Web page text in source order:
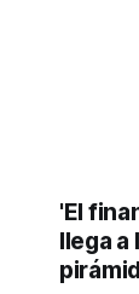
'El
llega a